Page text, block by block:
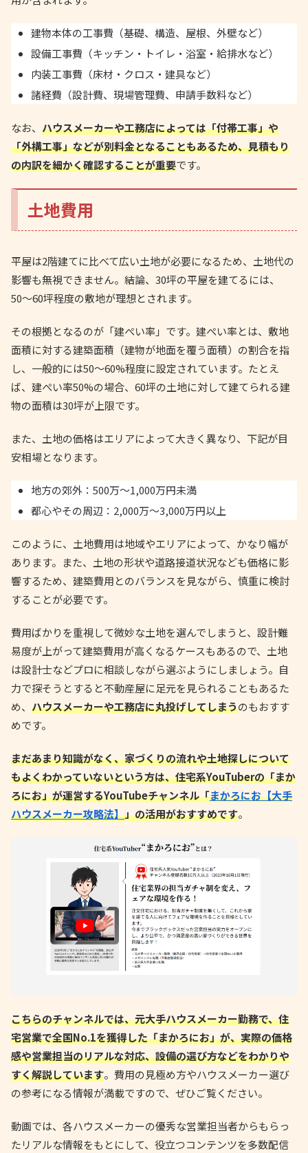
建物本体の工事費（基礎、構造、屋根、外壁など）
設備工事費（キッチン・トイレ・浴室・給排水など）
内装工事費（床材・クロス・建具など）
諸経費（設計費、現場管理費、申請手数料など）
なお、 ハウスメーカーや工務店によっては「付帯工事」や
「外構工事」などが別料金となることもあるため、見積もり
の内訳を細かく確認することが重要です。
土地費用
平屋は2階建てに比べて広い土地が必要になるため、土地代の
影響も無視できません。結論、30坪の平屋を建てるには、
50〜60坪程度の敷地が理想とされます。
その根拠となるのが「建ぺい率」です。建ぺい率とは、敷地
面積に対する建築面積（建物が地面を覆う面積）の割合を指
し、一般的には50〜60%程度に設定されています。たとえ
ば、建ぺい率50%の場合、60坪の土地に対して建てられる建
物の面積は30坪が上限です。
また、土地の価格はエリアによって大きく異なり、下記が目
安相場となります。
地方の郊外：500万〜1,000万円未満
都心やその周辺：2,000万〜3,000万円以上
このように、土地費用は地域やエリアによって、かなり幅が
あります。また、土地の形状や道路接道状況なども価格に影
響するため、建築費用とのバランスを見ながら、慎重に検討
することが必要です。
費用ばかりを重視して微妙な土地を選んでしまうと、設計難
易度が上がって建築費用が高くなるケースもあるので、土地
は設計士などプロに相談しながら選ぶようにしましょう。自
力で探そうとすると不動産屋に足元を見られることもあるた
め、 ハウスメーカーや工務店に丸投げしてしまうのもおすす
めです。
まだあまり知識がなく、家づくりの流れや土地探しについて
もよくわかっていないという方は、住宅系YouTuberの「まか
ろにお」が運営するYouTubeチャンネル「まかろにお【大手
ハウスメーカー攻略法】」の活用がおすすめです。
こちらのチャンネルでは、元大手ハウスメーカー勤務で、住
宅営業で全国No.1を獲得した「まかろにお」が、実際の価格
感や営業担当のリアルな対応、設備の選び方などをわかりや
すく解説しています。費用の見極め方やハウスメーカー選び
の参考になる情報が満載ですので、ぜひご覧ください。
動画では、各ハウスメーカーの優秀な営業担当者からもらっ
たリアルな情報をもとにして、役立つコンテンツを多数配信